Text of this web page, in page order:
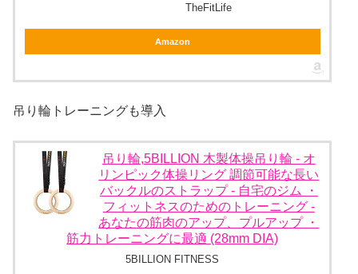
TheFitLife
Amazon
吊り輪トレーニングも導入
吊り輪,5BILLION 木製体操吊り輪 - オ
リンピック体操リング 調節可能な長い
バックルのストラップ - 自宅のジム ・
フィットネスのためのトレーニング -
あなたの筋肉のアップ、プルアップ ・
筋力トレーニングに最適 (28mm DIA)
5BILLION FITNESS